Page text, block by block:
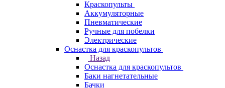
Краскопульты
Аккумуляторные
Пневматические
Ручные для побелки
Электрические
Оснастка для краскопультов
Назад
Оснастка для краскопультов
Баки нагнетательные
Бачки